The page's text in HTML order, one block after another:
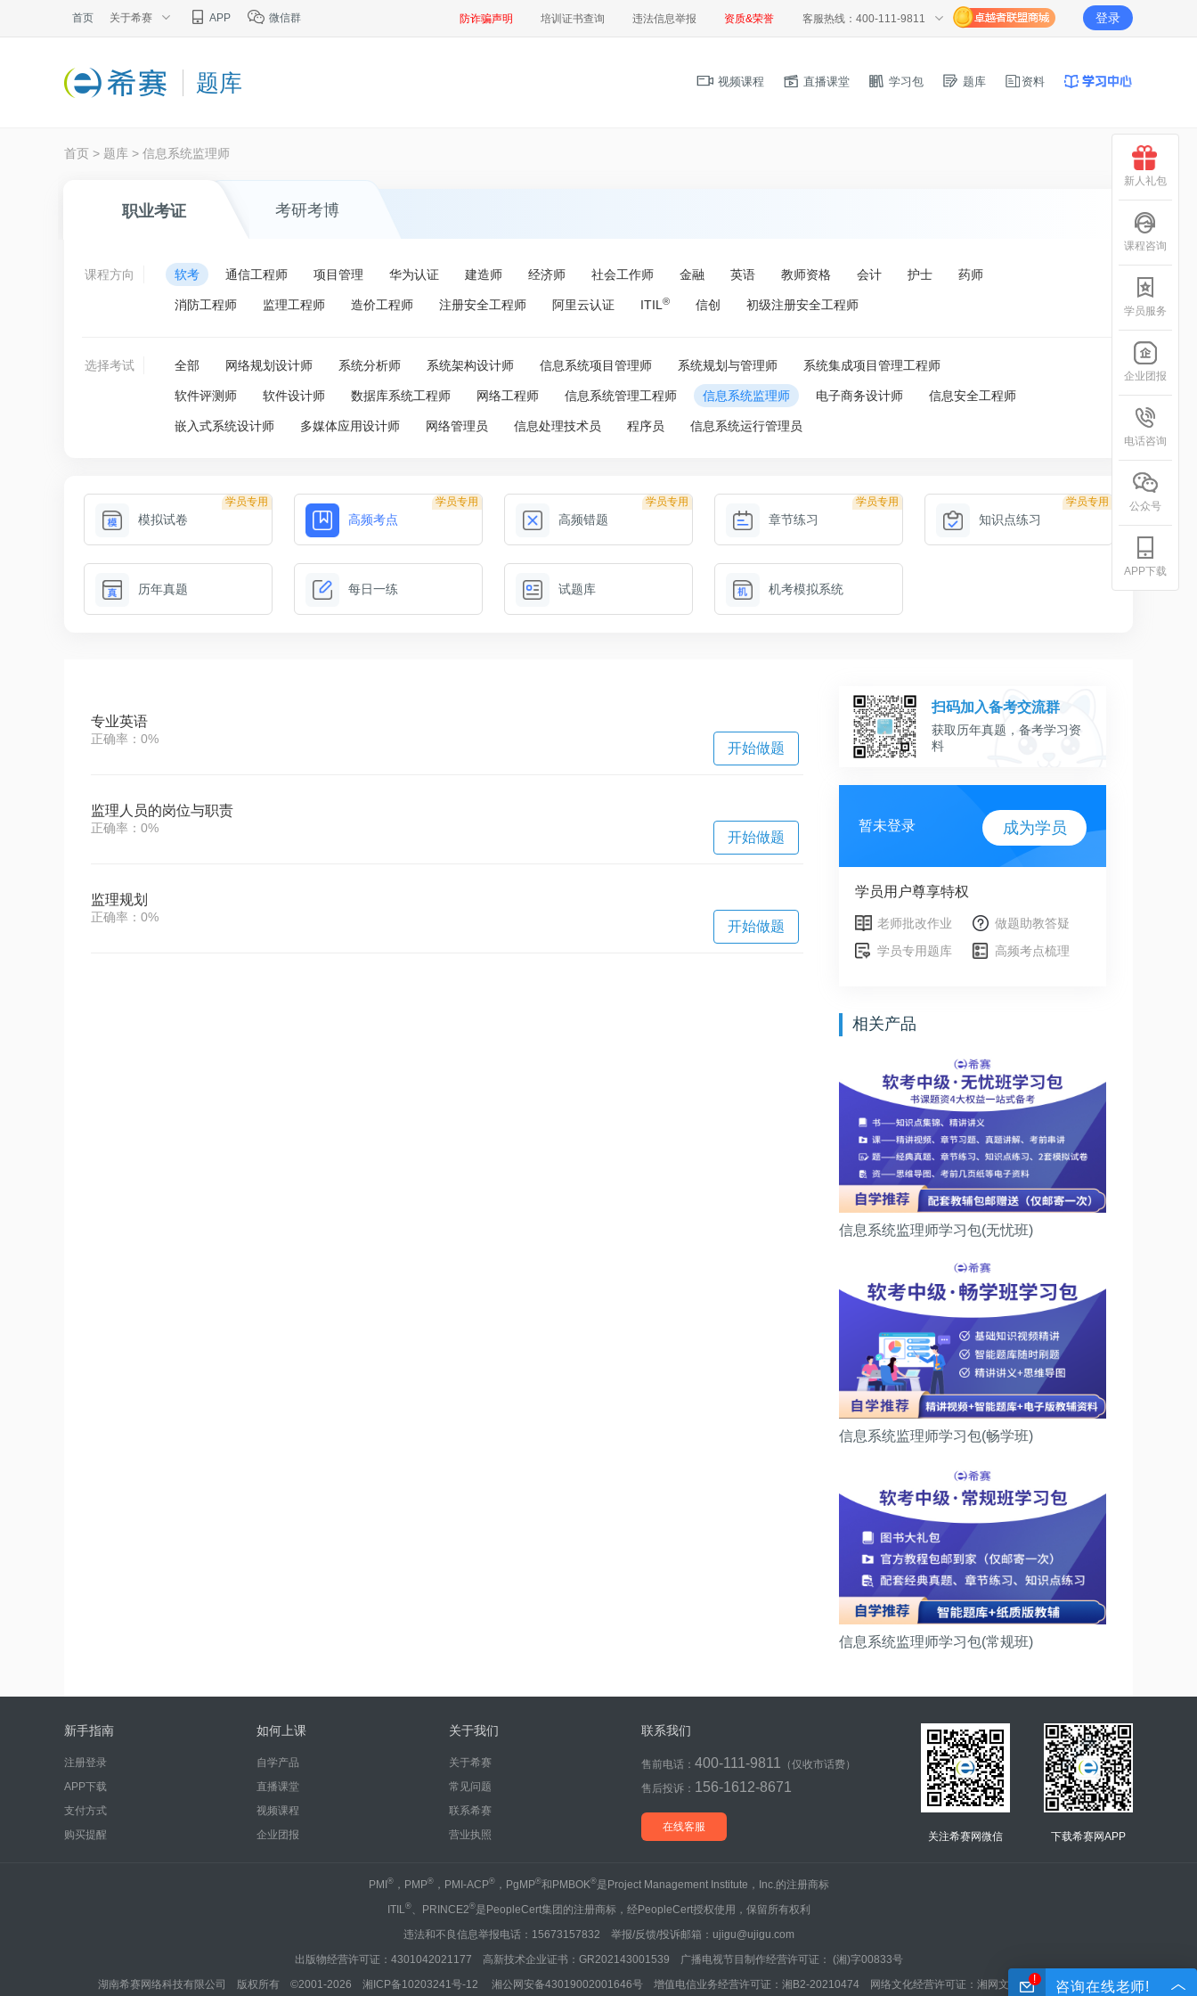
首页 关于希赛 APP 微信群 防诈骗声明 培训证书查询 违法信息举报 资质&荣誉 客服热线：400-111-9811 登录
题库 视频课程 直播课堂 学习包 题库 资料
首页 > 题库 > 信息系统监理师
职业考证 考研考博
课程方向 软考 通信工程师 项目管理 华为认证 建造师 经济师 社会工作师 金融 英语 教师资格 会计 护士 药师
消防工程师 监理工程师 造价工程师 注册安全工程师 阿里云认证 ITIL ® 信创 初级注册安全工程师
选择考试 全部 网络规划设计师 系统分析师 系统架构设计师 信息系统项目管理师 系统规划与管理师 系统集成项目管理工程师
软件评测师 软件设计师 数据库系统工程师 网络工程师 信息系统管理工程师 信息系统监理师 电子商务设计师 信息安全工程师
嵌入式系统设计师 多媒体应用设计师 网络管理员 信息处理技术员 程序员 信息系统运行管理员
学员专用
模拟试卷
学员专用
高频考点
学员专用
高频错题
学员专用
章节练习
学员专用
知识点练习
历年真题 每日一练 试题库 机考模拟系统
专业英语
正确率：0%
开始做题
监理人员的岗位与职责
正确率：0%
开始做题
监理规划
正确率：0%
开始做题
扫码加入备考交流群
获取历年真题，备考学习资
料
暂未登录 成为学员
学员用户尊享特权
老师批改作业
做题助教答疑
学员专用题库
高频考点梳理
相关产品
信息系统监理师学习包(无忧班)
信息系统监理师学习包(畅学班)
信息系统监理师学习包(常规班)
新手指南
注册登录
APP下载
支付方式
购买提醒
如何上课
自学产品
直播课堂
视频课程
企业团报
关于我们
关于希赛
常见问题
联系希赛
营业执照
联系我们
售前电话： 400-111-9811
（仅收市话费）
售后投诉： 156-1612-8671
在线客服
关注希赛网微信 下载希赛网APP
PMI®，PMP®，PMI-ACP®，PgMP®和PMBOK®是Project Management Institute，Inc.的注册商标
ITIL®、PRINCE2®是PeopleCert集团的注册商标，经PeopleCert授权使用，保留所有权利
违法和不良信息举报电话：15673157832 举报/反馈/投诉邮箱：ujigu@ujigu.com
出版物经营许可证：4301042021177 高新技术企业证书：GR202143001539 广播电视节目制作经营许可证： (湘)字00833号
湖南希赛网络科技有限公司 版权所有 ©2001-2026 湘ICP备10203241号-12 湘公网安备43019002001646号 增值电信业务经营许可证：湘B2-20210474 网络文化经营许可证：湘网文(2022)0042-005号
新人礼包
课程咨询
学员服务
企业团报
电话咨询
公众号
APP下载
! 咨询在线老师!